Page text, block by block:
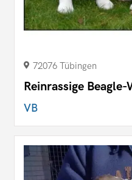
72076 Tübingen
Reinrassige
VB